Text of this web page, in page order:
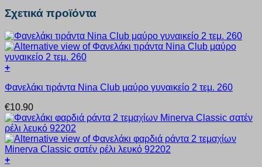
Σχετικά προϊόντα
+
το
έχει
πολλαπλές
παραλλαγές.
Οι
επιλογές
μπορούν
Φανελάκι τιράντα Nina Club μαύρο γυναικείο 2 τεμ. 260
€10.90
+